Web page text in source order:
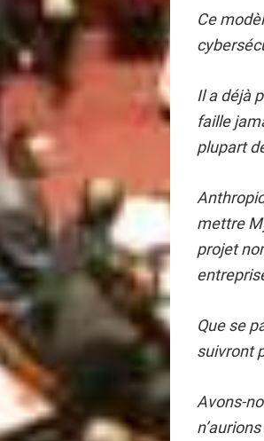
Ce
Il a déjà
faille
plupart
mettre
projet
Que se
suivront
Avons-